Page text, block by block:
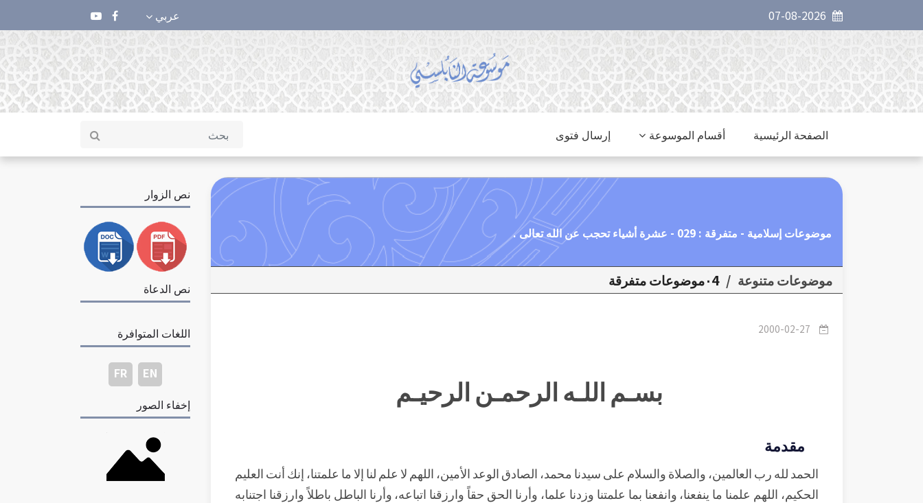
عربي
الصفحة الرئيسية أقسام الموسوعة إرسال فتوى
موضوعات إسلامية - متفرقة : 029 - عشرة أشياء تحجب عن الله تعالى .
موضوعات متنوعة / ٠4موضوعات متفرقة
2000-02-27
بسـم اللـه الرحمـن الرحيـم
مقدمة
الحمد لله رب العالمين، والصلاة والسلام على سيدنا محمد، الصادق الوعد الأمين، اللهم لا علم لنا إلا ما علمتنا، إنك أنت العليم
الحكيم، اللهم علمنا ما ينفعنا، وانفعنا بما علمتنا وزدنا علما، وأرنا الحق حقاً وارزقنا اتباعه، وأرنا الباطل باطلاً وارزقنا اجتنابه
نص الزوار
نص الدعاة
اللغات المتوافرة
EN
FR
إخفاء الصور